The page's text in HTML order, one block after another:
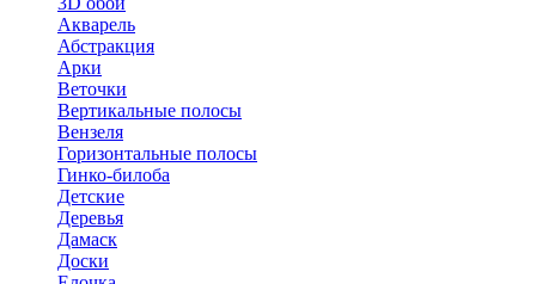
Акварель
Абстракция
Арки
Веточки
Вертикальные полосы
Вензеля
Горизонтальные полосы
Гинко-билоба
Детские
Деревья
Дамаск
Доски